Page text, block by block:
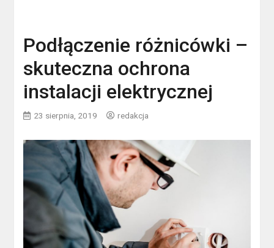
Podłączenie różnicówki –
skuteczna ochrona
instalacji elektrycznej
23 sierpnia, 2019 redakcja